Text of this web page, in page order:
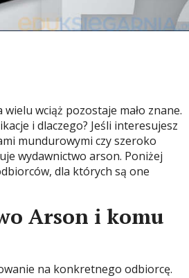
wciąż pozostaje mało znane.
i dlaczego? Jeśli interesujesz
mundurowymi czy szeroko
wydawnictwo arson. Poniżej
dla których są one
Arson i komu
na konkretnego odbiorcę.